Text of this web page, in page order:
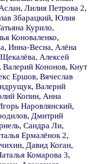
, Лилия Петрова 2,
Збарацкий, Юлия
Курило,
Коноваленко,
, Инна-Весна, Алёна
, Алексей
, Валерий Кононов, Кнут
Ершов, Вячеслав
, Валерий
Копин, Анна
Наровлянский,
, Дмитрий
, Сандра Ли,
Ермалёнок 2,
, Давид Коган,
Комарова 3,